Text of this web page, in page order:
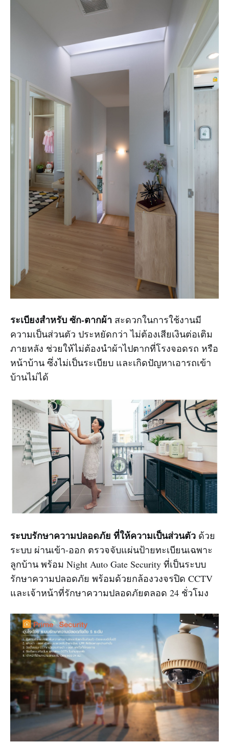
ระเบียงสำหรับ ซัก-ตากผ้า สะดวกในการใช้งานมี
ความเป็นส่วนตัว ประหยัดกว่า ไม่ต้องเสียเงินต่อเติม
ภายหลัง ช่วยให้ไม่ต้องนำผ้าไปตากที่โรงจอดรถ หรือ
หน้าบ้าน ซึ่งไม่เป็นระเบียบ และเกิดปัญหาเอารถเข้า
บ้านไม่ได้
ระบบรักษาความปลอดภัย ที่ให้ความเป็นส่วนตัว ด้วย
ระบบ ผ่านเข้า-ออก ตรวจจับแผ่นป้ายทะเบียนเฉพาะ
ลูกบ้าน พร้อม Night Auto Gate Security ที่เป็นระบบ
รักษาความปลอดภัย พร้อมด้วยกล้องวงจรปิด CCTV
และเจ้าหน้าที่รักษาความปลอดภัยตลอด 24 ชั่วโมง